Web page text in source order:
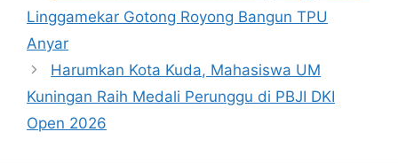
Linggamekar Gotong Royong Bangun TPU
Anyar
Harumkan Kota Kuda, Mahasiswa UM
Kuningan Raih Medali Perunggu di PBJI DKI
Open 2026